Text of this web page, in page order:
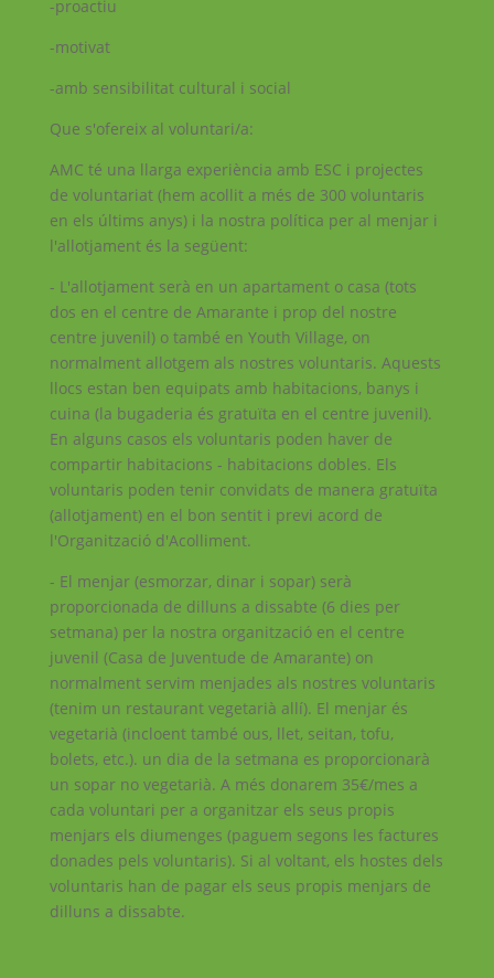
-proactiu
-motivat
-amb sensibilitat cultural i social
Que s'ofereix al voluntari/a:
AMC té una llarga experiència amb ESC i projectes
de voluntariat (hem acollit a més de 300 voluntaris
en els últims anys) i la nostra política per al menjar i
l'allotjament és la següent:
- L'allotjament serà en un apartament o casa (tots
dos en el centre de Amarante i prop del nostre
centre juvenil) o també en Youth Village, on
normalment allotgem als nostres voluntaris. Aquests
llocs estan ben equipats amb habitacions, banys i
cuina (la bugaderia és gratuïta en el centre juvenil).
En alguns casos els voluntaris poden haver de
compartir habitacions - habitacions dobles. Els
voluntaris poden tenir convidats de manera gratuïta
(allotjament) en el bon sentit i previ acord de
l'Organització d'Acolliment.
- El menjar (esmorzar, dinar i sopar) serà
proporcionada de dilluns a dissabte (6 dies per
setmana) per la nostra organització en el centre
juvenil (Casa de Juventude de Amarante) on
normalment servim menjades als nostres voluntaris
(tenim un restaurant vegetarià allí). El menjar és
vegetarià (incloent també ous, llet, seitan, tofu,
bolets, etc.). un dia de la setmana es proporcionarà
un sopar no vegetarià. A més donarem 35€/mes a
cada voluntari per a organitzar els seus propis
menjars els diumenges (paguem segons les factures
donades pels voluntaris). Si al voltant, els hostes dels
voluntaris han de pagar els seus propis menjars de
dilluns a dissabte.